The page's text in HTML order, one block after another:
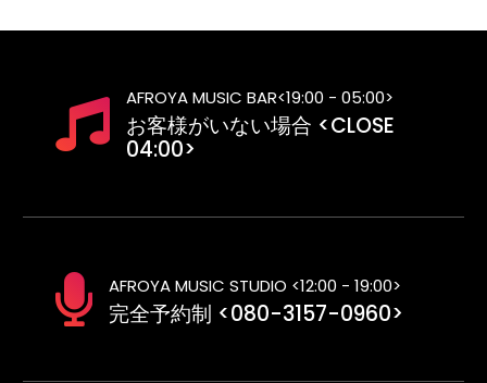
AFROYA MUSIC BAR<19:00 - 05:00>
お客様がいない場合 <CLOSE
04:00>
AFROYA MUSIC STUDIO <12:00 - 19:00>
完全予約制 <080-3157-0960>